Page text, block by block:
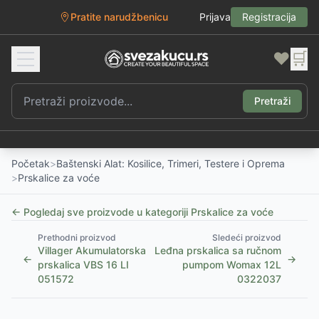
Pratite narudžbenicu Prijava Registracija
❤️ 🛒
Pretraži
Početak>Baštenski Alat: Kosilice, Trimeri, Testere i Oprema
>Prskalice za voće
← Pogledaj sve proizvode u kategoriji Prskalice za voće
←
Prethodni proizvod
Villager Akumulatorska
prskalica VBS 16 LI
051572
Sledeći proizvod
Leđna prskalica sa ručnom
pumpom Womax 12L
0322037
→